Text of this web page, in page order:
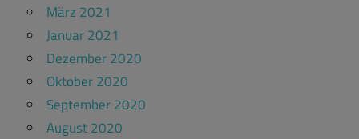
März 2021
Januar 2021
Dezember 2020
Oktober 2020
September 2020
August 2020